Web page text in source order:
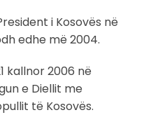
i Kosovës në
edhe më 2004.
kallnor 2006 në
e Diellit me
të Kosovës.